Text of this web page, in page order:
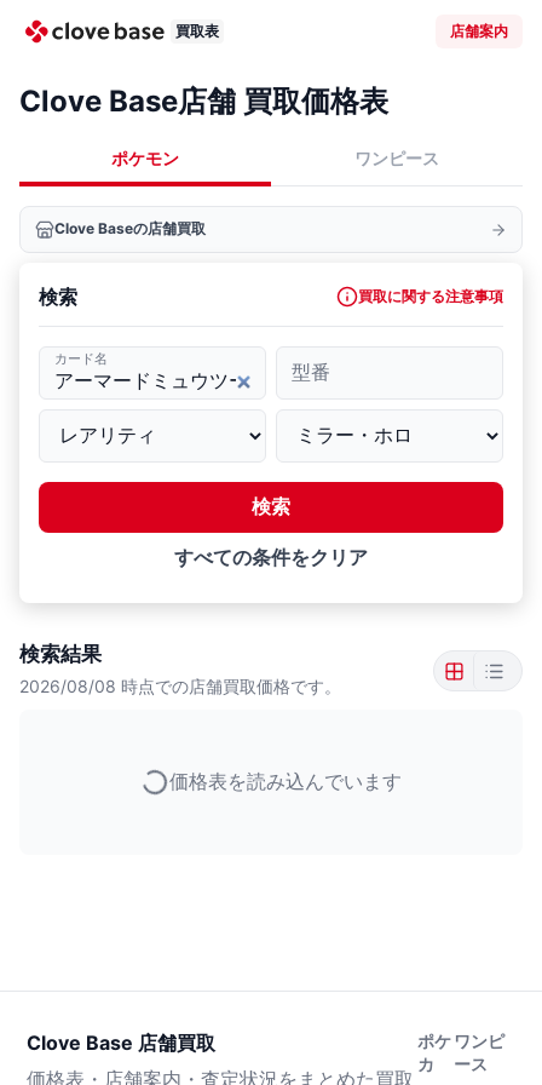
買取表 店舗案内
Clove Base店舗 買取価格表
ポケモン ワンピース
Clove Baseの店舗買取
検索 買取に関する注意事項
カード名
型番
検索
すべての条件をクリア
検索結果
2026/08/08 時点での店舗買取価格です。
価格表を読み込んでいます
Clove Base 店舗買取
価格表・店舗案内・査定状況をまとめた買取
ポケ
カ
ワンピ
ース